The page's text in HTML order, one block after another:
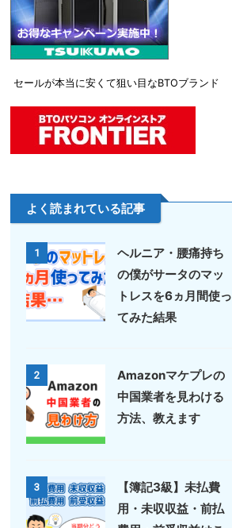
セールが本当に安くて狙い目なBTOブランド
よく読まれている記事
1
ヘルニア・腰痛持ち
の僕がサータのマッ
トレスを6ヵ月間使っ
てみた結果
2
Amazonマケプレの
中国業者を見わける
方法、教えます
3
【簿記3級】未払費
用・未収収益・前払